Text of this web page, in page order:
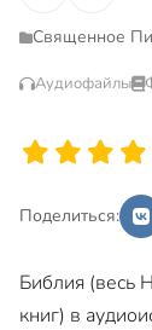
Священное
Аудиофайлы
Поделиться:
Библия (весь
книг) в